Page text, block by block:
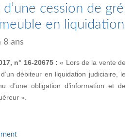
cession de gré
en liquidation
8 ans
n° 16-20675 :« Lors de la vente de
débiteur en liquidation judiciaire, le
d’une obligation d’information et de
».